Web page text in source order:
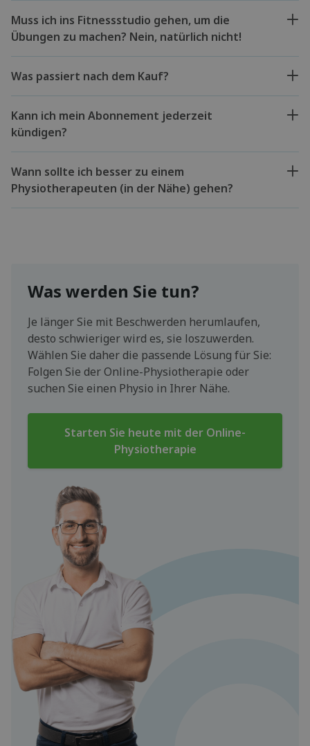
Muss ich ins Fitnessstudio gehen, um die
Übungen zu machen? Nein, natürlich nicht!
Was passiert nach dem Kauf?
Kann ich mein Abonnement jederzeit
kündigen?
Wann sollte ich besser zu einem
Physiotherapeuten (in der Nähe) gehen?
Was werden Sie tun?
Je länger Sie mit Beschwerden herumlaufen,
desto schwieriger wird es, sie loszuwerden.
Wählen Sie daher die passende Lösung für Sie:
Folgen Sie der Online-Physiotherapie oder
suchen Sie einen Physio in Ihrer Nähe.
Starten Sie heute mit der Online-
Physiotherapie